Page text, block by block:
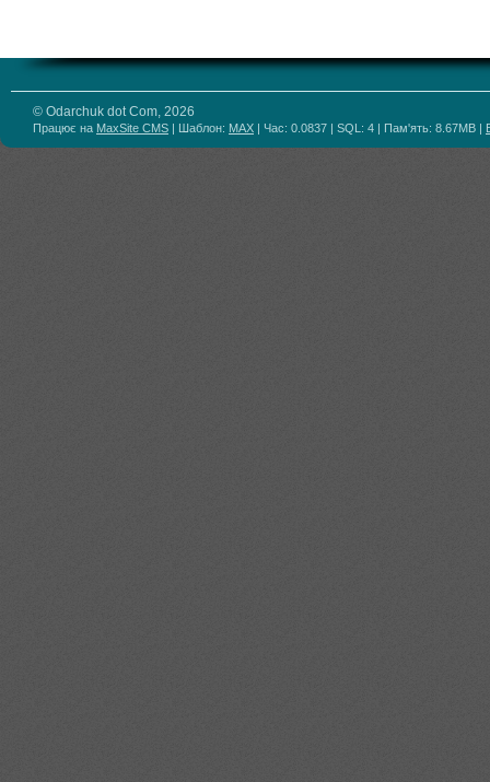
© Odarchuk dot Com, 2026
Працює на MaxSite CMS | Шаблон: MAX | Час: 0.0837 | SQL: 4 | Пам'ять: 8.67MB |